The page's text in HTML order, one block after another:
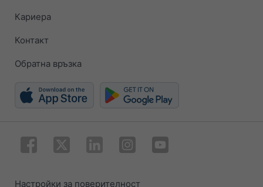
Кариера
Контакт
Обратна връзка
Настройки за поверителност